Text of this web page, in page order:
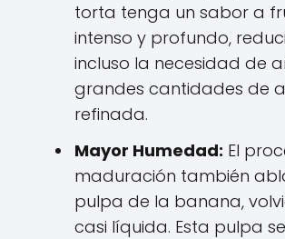
torta tenga un sabor a
intenso y profundo,
incluso la necesidad de
grandes cantidades de
refinada.
Mayor Humedad: El
maduración también
pulpa de la banana,
casi líquida. Esta pulpa